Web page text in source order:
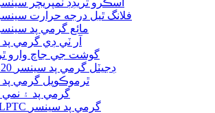
فلانگ ٿيل درجه حرارت
مائع گرمي پد
آر ٽي ڊي گرمي
گوشت جي جاچ وارو
DS18B20 ڊجيٽل گرمي پد سينسر
ٿرموڪوپل گرمي پد
گرمي پد ۽ نمي
KTY / LPTC گرمي پد سينسر